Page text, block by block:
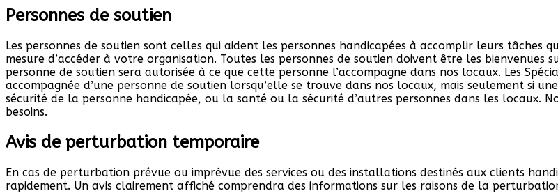
Personnes de soutien
Les personnes de soutien sont celles qui aident les personnes handicapées à accomplir leurs tâches
mesure d’accéder à votre organisation. Toutes les personnes de soutien doivent être les bienvenues
personne de soutien sera autorisée à ce que cette personne l’accompagne dans nos locaux. Les
accompagnée d’une personne de soutien lorsqu’elle se trouve dans nos locaux, mais seulement si
sécurité de la personne handicapée, ou la santé ou la sécurité d’autres personnes dans les locaux.
besoins.
Avis de perturbation temporaire
En cas de perturbation prévue ou imprévue des services ou des installations destinés aux clients
rapidement. Un avis clairement affiché comprendra des informations sur les raisons de la